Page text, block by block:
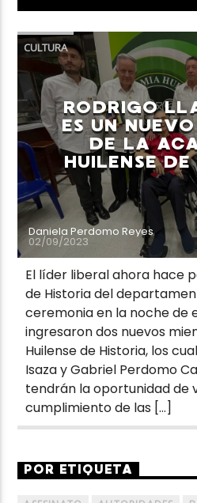
TÍTULO
ARTISTA
Neiva Estereo
CULTURA
RODRIGO
ES UN
DE LA
HUILENSE
Daniela Perdomo Reyes
02/09/2023
El líder liberal ahora hace
de Historia del
ceremonia en la noche de
ingresaron dos nuevos
Huilense de Historia, los
Isaza y Gabriel Perdomo
tendrán la oportunidad de
cumplimiento de las […]
POR ETIQUETA